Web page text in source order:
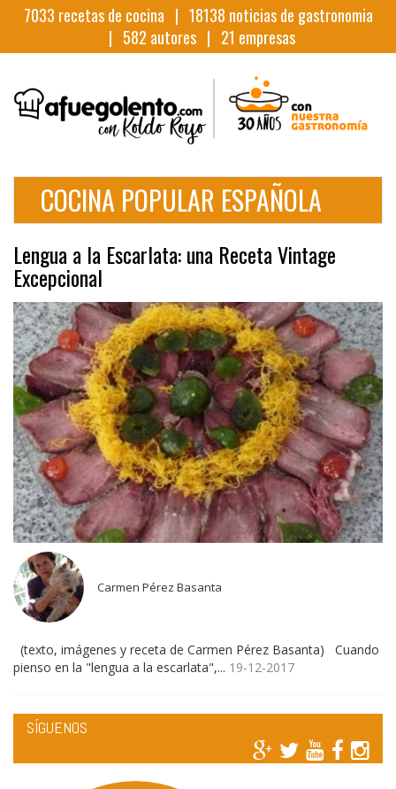
7033 recetas de cocina | 18138 noticias de gastronomia
| 582 autores | 21 empresas
COCINA POPULAR ESPAÑOLA
Lengua a la Escarlata: una Receta Vintage
Excepcional
Carmen Pérez Basanta
(texto, imágenes y receta de Carmen Pérez Basanta) Cuando
pienso en la "lengua a la escarlata",... 19-12-2017
SÍGUENOS